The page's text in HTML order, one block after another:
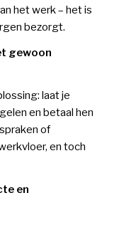
het werk – het is
bezorgt.
gewoon
laat je
en betaal hen
of
en toch
en